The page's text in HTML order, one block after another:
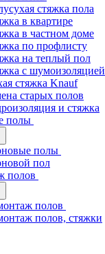
стяжка пола
в квартире
в частном доме
по профлисту
на теплый пол
с шумоизоляцией
стяжка Knauf
старых полов
и стяжка
полы
полы
пол
полов
полов
полов, стяжки